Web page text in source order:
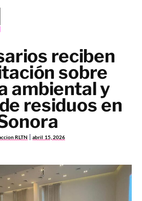
reciben
sobre
ambiental y
residuos en
RLTN abril 15, 2026